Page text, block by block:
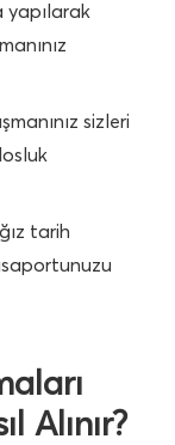
yapılarak
sizleri
tarih
Alınır?